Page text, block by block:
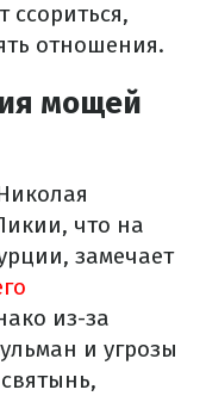
ссориться,
отношения.
мощей
что на
замечает
из-за
и угрозы